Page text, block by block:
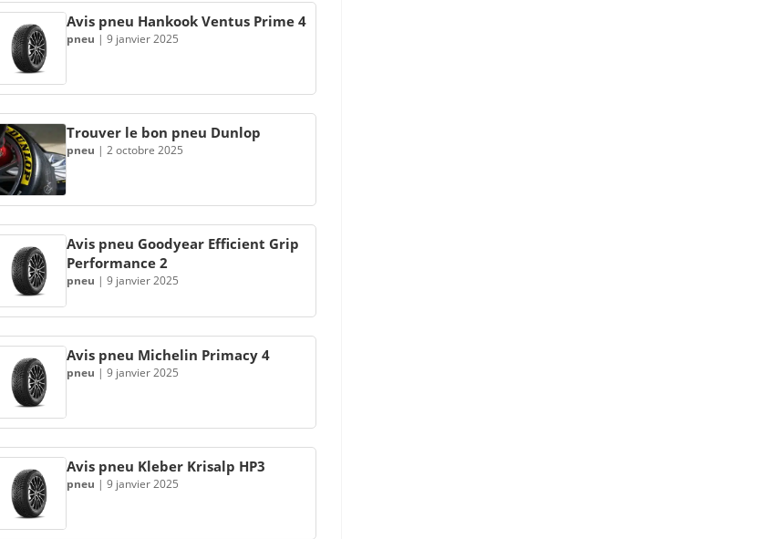
Avis pneu Hankook Ventus Prime 4
pneu | 9 janvier 2025
Trouver le bon pneu Dunlop
pneu | 2 octobre 2025
Avis pneu Goodyear Efficient Grip
Performance 2
pneu | 9 janvier 2025
Avis pneu Michelin Primacy 4
pneu | 9 janvier 2025
Avis pneu Kleber Krisalp HP3
pneu | 9 janvier 2025